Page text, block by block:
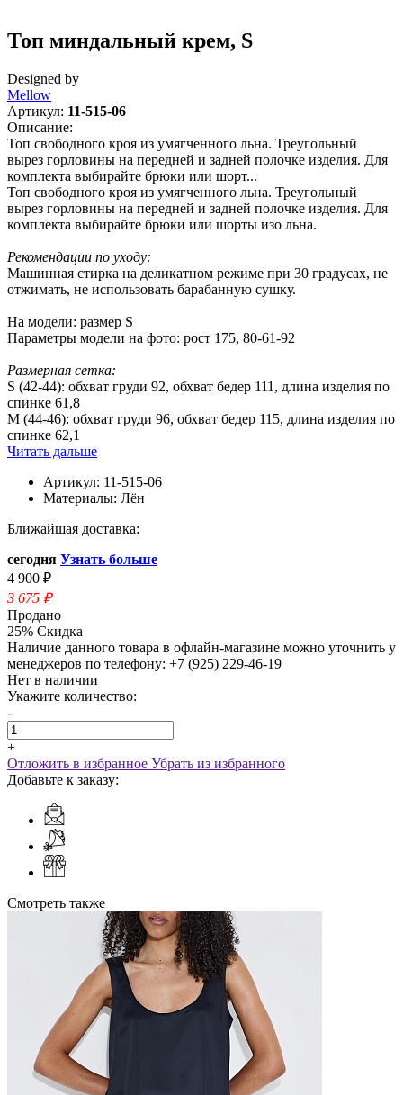
Топ миндальный крем, S
Designed by
Mellow
Артикул: 11-515-06
Описание:
Топ свободного кроя из умягченного льна. Треугольный
вырез горловины на передней и задней полочке изделия. Для
комплекта выбирайте брюки или шорт...
Топ свободного кроя из умягченного льна. Треугольный
вырез горловины на передней и задней полочке изделия. Для
комплекта выбирайте брюки или шорты изо льна.
Рекомендации по уходу:
Машинная стирка на деликатном режиме при 30 градусах, не
отжимать, не использовать барабанную сушку.
На модели: размер S
Параметры модели на фото: рост 175, 80-61-92
Размерная сетка:
S (42-44): обхват груди 92, обхват бедер 111, длина изделия по
спинке 61,8
M (44-46): обхват груди 96, обхват бедер 115, длина изделия по
спинке 62,1
Читать дальше
Артикул: 11-515-06
Материалы: Лён
Ближайшая доставка:
сегодня Узнать больше
4 900 ₽
3 675 ₽
Продано
25% Скидка
Наличие данного товара в офлайн-магазине можно уточнить у
менеджеров по телефону: +7 (925) 229-46-19
Нет в наличии
Укажите количество:
-
+
Отложить в избранное Убрать из избранного
Добавьте к заказу:
Смотреть также